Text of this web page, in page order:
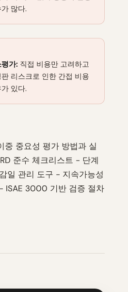
많다.
가: 직접 비용만 고려하고
리스크로 인한 간접 비용
있다.
중 중요성 평가 방법과 실
준수 체크리스트 - 단계
일 관리 도구 - 지속가능성
ISAE 3000 기반 검증 절차